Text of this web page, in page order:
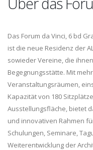
Das Forum da Vinci, 6 bd
ist die neue Residenz der
sowieder Vereine, die
Begegnungsstätte. Mit
Veranstaltungsräumen,
Kapazität von 180
Ausstellungsfläche, bietet
und innovativen Rahmen
Schulungen, Seminare,
Weiterentwicklung der